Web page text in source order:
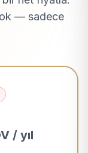
— sadece
/ yıl